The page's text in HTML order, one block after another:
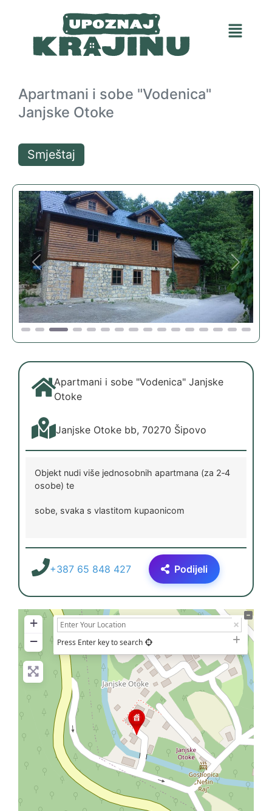
Apartmani i sobe "Vodenica"
Janjske Otoke
Smještaj
Previous Next
Apartmani i sobe "Vodenica" Janjske
Otoke
Janjske Otoke bb, 70270 Šipovo
Objekt nudi više jednosobnih apartmana (za 2‑4
osobe) te
sobe, svaka s vlastitom kupaonicom
+387 65 848 427 Podijeli
+
−
Press Enter key to search